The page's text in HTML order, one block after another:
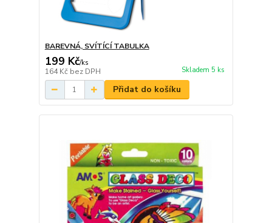
BAREVNÁ, SVÍTÍCÍ TABULKA
199 Kč/ks
164 Kč bez DPH Skladem 5 ks
Přidat do košíku